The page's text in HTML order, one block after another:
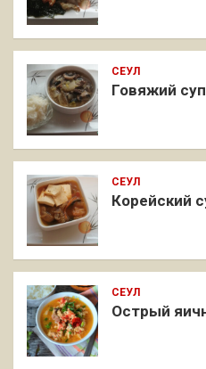
СЕУЛ
Говяжий
СЕУЛ
Корейский
СЕУЛ
Острый